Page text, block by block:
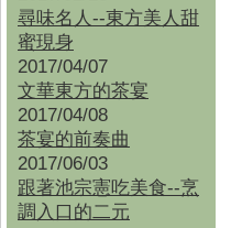
尋味名人--東方美人甜
蜜現身
2017/04/07
文華東方的茶宴
2017/04/08
茶宴的前奏曲
2017/06/03
跟著池宗憲吃美食--烹
調入口的二元